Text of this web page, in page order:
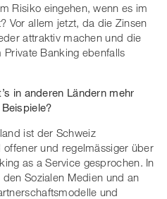
Risiko eingehen, wenn es im
Vor allem jetzt, da die Zinsen
attraktiv machen und die
Banking ebenfalls
in anderen Ländern mehr
ist der Schweiz
und regelmässiger über
as a Service gesprochen. In
Sozialen Medien und an
und